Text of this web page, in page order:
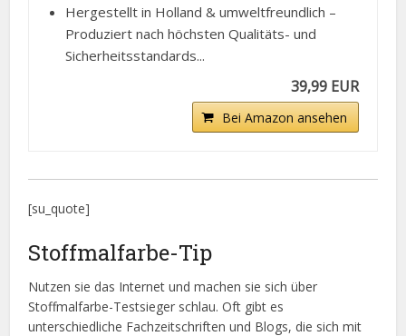
Hergestellt in Holland & umweltfreundlich –
Produziert nach höchsten Qualitäts- und
Sicherheitsstandards...
39,99 EUR
Bei Amazon ansehen
[su_quote]
Stoffmalfarbe-Tip
Nutzen sie das Internet und machen sie sich über
Stoffmalfarbe-Testsieger schlau. Oft gibt es
unterschiedliche Fachzeitschriften und Blogs, die sich mit